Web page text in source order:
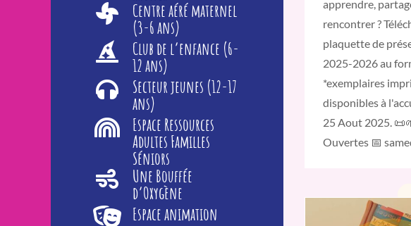
Centre aéré maternel
(3-6 ans)
Club de l’enfance (6-
12 ans)
Secteur jeunes (12-17
ans)
Espace Ressources
Adultes Familles
Séniors
Une Bouffée
d’Oxygène
Espace animation
apprendre,
rencontrer ?
plaquette de
2025-2026 au
*exemplaires
disponibles à
25 Aout 2025.
Ouvertes 📅